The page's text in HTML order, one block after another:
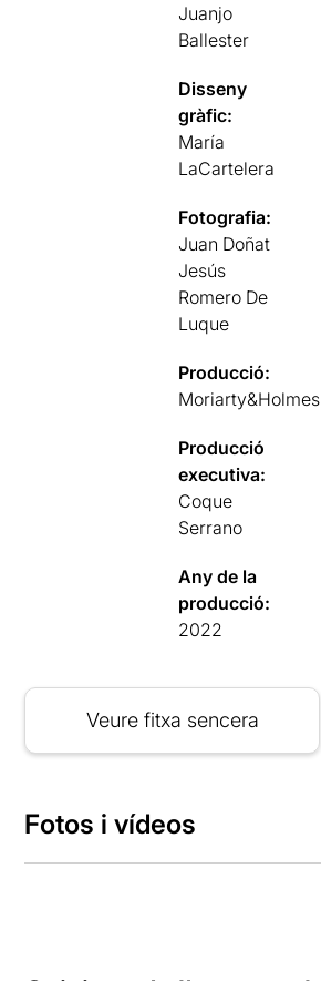
Juanjo
Ballester
Disseny
gràfic:
María
LaCartelera
Fotografia:
Juan Doñat
Jesús
Romero De
Luque
Producció:
Moriarty&Holmes
Producció
executiva:
Coque
Serrano
Any de la
producció:
2022
Veure fitxa sencera
Fotos i vídeos